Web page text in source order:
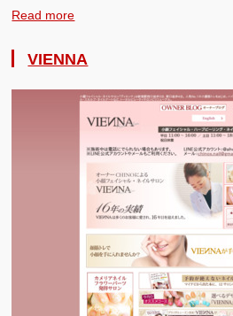
Read more
VIENNA